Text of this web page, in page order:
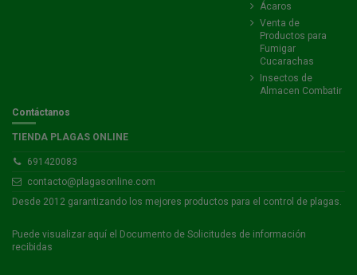
Ácaros
Venta de
Productos para
Fumigar
Cucarachas
Insectos de
Almacen Combatir
Contáctanos
TIENDA PLAGAS ONLINE
691420083
contacto@plagasonline.com
Desde 2012 garantizando los mejores productos para el control de plagas.
Puede visualizar aquí el Documento de Solicitudes de información
recibidas